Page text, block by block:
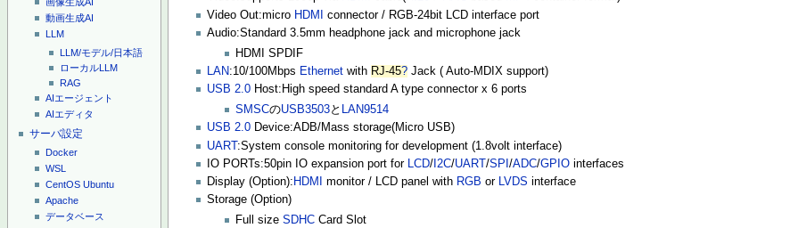
動画生成AI
LLM
LLM/モデル/日本語
ローカルLLM
RAG
AIエージェント
AIエディタ
サーバ設定
Docker
WSL
CentOS Ubuntu
Apache
データベース
Video Out:micro HDMI
connector / RGB-24bit LCD interface port
Audio:Standard 3.5mm headphone jack and microphone jack
HDMI SPDIF
LAN:10/100Mbps Ethernet with RJ-45? Jack ( Auto-MDIX support)
USB 2.0 Host:High speed standard A type connector x 6 ports
SMSCのUSB3503と LAN9514
USB 2.0 Device:ADB/Mass storage(Micro USB)
UART:System console monitoring for development (1.8volt interface)
IO PORTs:50pin IO expansion port for LCD/ I2C/UART/SPI/ADC/GPIO interfaces
Display (Option): HDMI monitor / LCD panel with RGB or LVDS interface
Storage (Option)
Full sizeSDHC Card Slot